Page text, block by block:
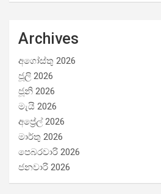
Archives
අගෝස්තු 2026
ජූලි 2026
ජූනි 2026
මැයි 2026
අප්‍රේල් 2026
මාර්තු 2026
පෙබරවාරි 2026
ජනවාරි 2026